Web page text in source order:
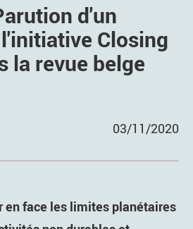
d'un
Closing
la revue belge
03/11/2020
en face les limites planétaires